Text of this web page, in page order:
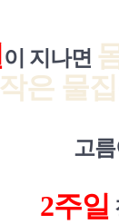
이 지나면
작은 물집
고
2주일